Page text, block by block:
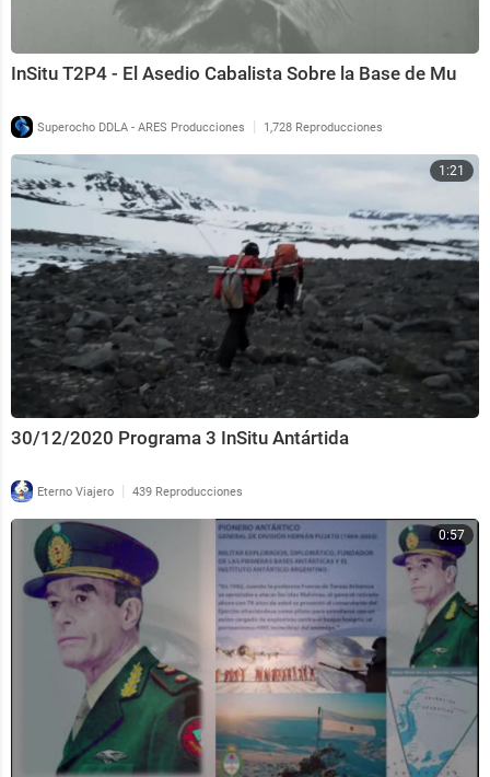
InSitu T2P4 - El Asedio Cabalista Sobre la Base de Mu
Superocho DDLA - ARES Producciones | 1,728 Reproducciones
1:21
30/12/2020 Programa 3 InSitu Antártida
Eterno Viajero | 439 Reproducciones
0:57